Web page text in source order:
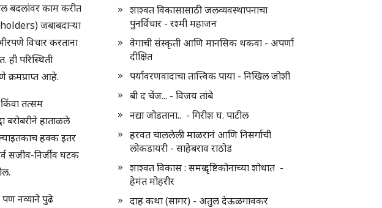
बदलांवर काम करीत
जबाबदार्‍या
विचार करताना
ही परिस्थिती
क्रमप्राप्त आहे.
तत्सम
हाताळले
हक्क इतर
सजीव-निर्जीव घटक
नव्याने पुढे
शाश्वत विकासासाठी जलव्यवस्थापनाचा
पुनर्विचार - रश्मी महाजन
वेगाची संस्कृती आणि मानसिक थकवा - अपर्णा
दीक्षित
पर्यावरणवादाचा तात्त्विक पाया - निखिल जोशी
बी द चेंज... - विजय तांबे
नद्या जोडताना.. - गिरीश घ. पाटील
हरवत चाललेली माळरानं आणि निसर्गाची
लोकडायरी - साहेबराव राठोड
शाश्वत विकास : समग्र दृष्टिकोनाच्या शोधात -
हेमंत मोहरीर
दाह कथा (सागर) - अतुल देऊळगावकर